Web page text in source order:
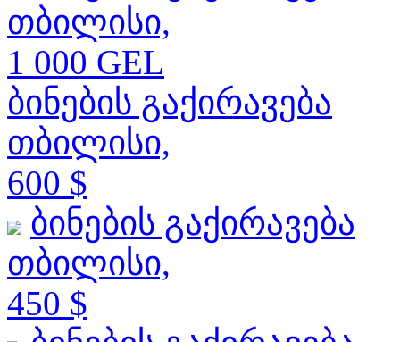
თბილისი,
1 000 GEL
ბინების გაქირავება
თბილისი,
600 $
ბინების გაქირავება
თბილისი,
450 $